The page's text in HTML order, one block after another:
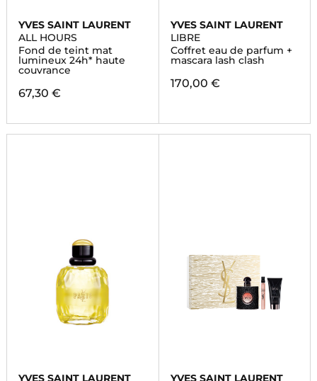
YVES SAINT LAURENT
ALL HOURS
Fond de teint mat
lumineux 24h* haute
couvrance
67,30 €
YVES SAINT LAURENT
LIBRE
Coffret eau de parfum +
mascara lash clash
170,00 €
YVES SAINT LAURENT YVES SAINT LAURENT